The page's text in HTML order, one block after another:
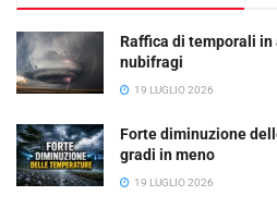
Raffica di temporali
nubifragi
19 LUGLIO 2026
Forte diminuzione
gradi in meno
19 LUGLIO 2026